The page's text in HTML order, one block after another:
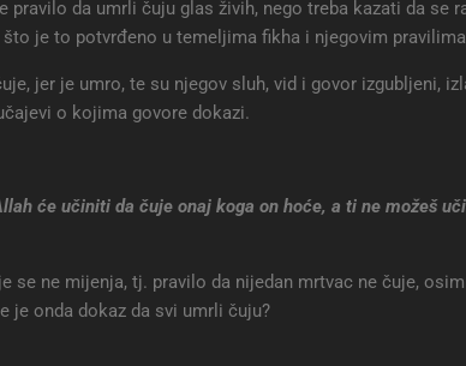
pravilo da umrli čuju glas živih, nego treba kazati da se
je to potvrđeno u temeljima fikha i njegovim
jer je umro, te su njegov sluh, vid i govor izgubljeni,
o kojima govore dokazi.
će učiniti da čuje onaj koga on hoće, a ti ne možeš
se ne mijenja, tj. pravilo da nijedan mrtvac ne čuje,
je onda dokaz da svi umrli čuju?